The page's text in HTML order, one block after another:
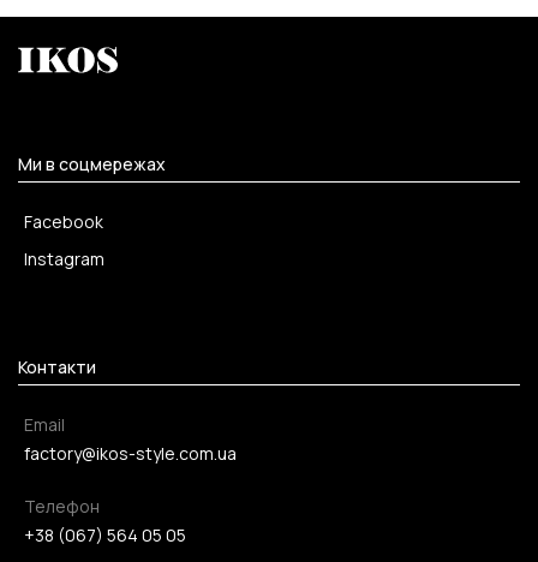
Ми в соцмережах
Facebook
Instagram
Контакти
Email
factory@ikos-style.com.ua
Телефон
+38 (067) 564 05 05